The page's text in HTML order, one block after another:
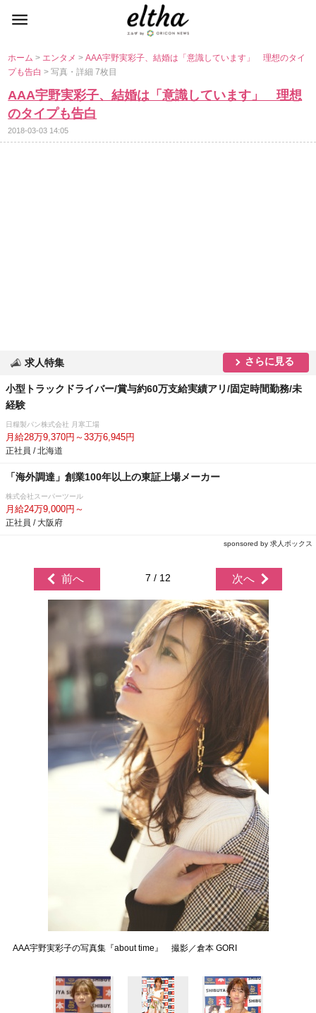
ホーム> エンタメ>AAA宇野実彩子、結婚は「意識しています」 理想のタイ
プも告白> 写真・詳細 7枚目
AAA宇野実彩子、結婚は「意識しています」 理想
のタイプも告白
2018-03-03 14:05
求人特集 さらに見る
小型トラックドライバー/賞与約60万支給実績アリ/固定時間勤務/未
経験
日糧製パン株式会社 月寒工場
月給28万9,370円～33万6,945円
正社員 / 北海道
「海外調達」創業100年以上の東証上場メーカー
株式会社スーパーツール
月給24万9,000円～
正社員 / 大阪府
sponsored by 求人ボックス
前へ 7 / 12 次へ
AAA宇野実彩子の写真集『about time』 撮影／倉本 GORI